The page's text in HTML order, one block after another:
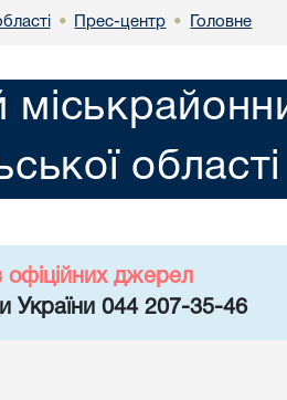
• Прес-центр • Головне
області
джерел
України 044 207-35-46